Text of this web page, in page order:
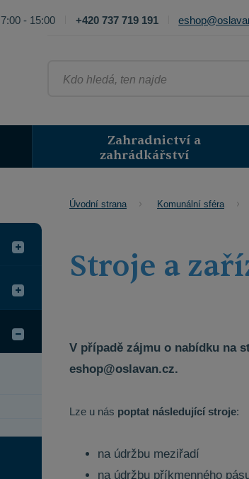
7:00 - 15:00 +420 737 719 191
hledá,
Zahradnictví a
zahrádkářství
Úvodní strana Komunální sféra
Stroje a
V případě zájmu o nabídku na
eshop@oslavan.cz.
Lze u nás poptat následující stroje:
na údržbu meziřadí
na údržbu příkmenného